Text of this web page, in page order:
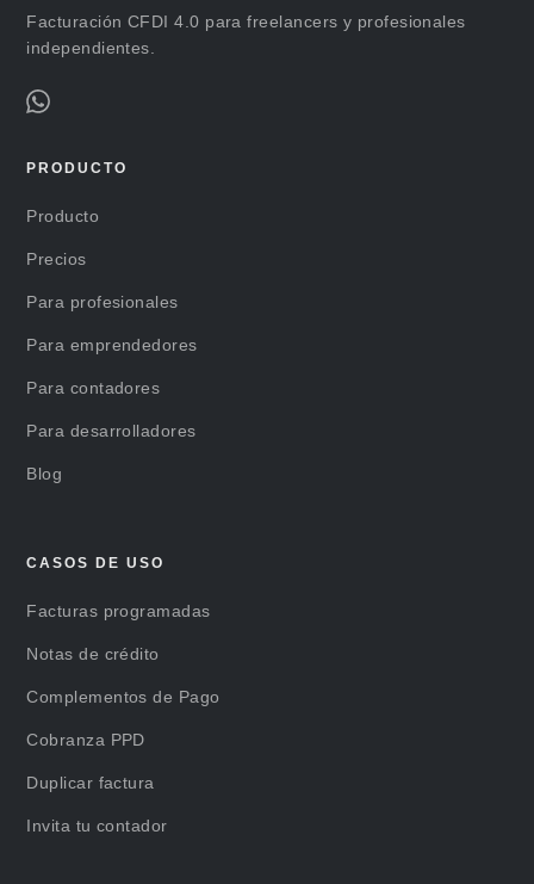
Facturación CFDI 4.0 para freelancers y profesionales
independientes.
PRODUCTO
Producto
Precios
Para profesionales
Para emprendedores
Para contadores
Para desarrolladores
Blog
CASOS DE USO
Facturas programadas
Notas de crédito
Complementos de Pago
Cobranza PPD
Duplicar factura
Invita tu contador